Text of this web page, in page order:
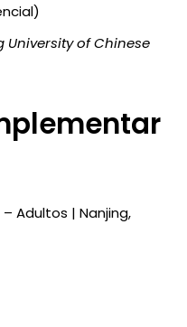
University of Chinese
Adultos | Nanjing,